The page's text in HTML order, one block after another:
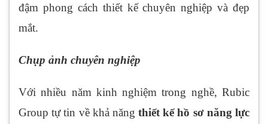
đậm phong cách thiết kế chuyên nghiệp và đẹp
mắt.
Chụp ảnh chuyên nghiệp
Với nhiều năm kinh nghiệm trong nghề, Rubic
Group tự tin về khả năngthiết kế hồ sơ năng lực